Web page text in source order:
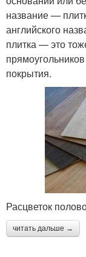
название —
английского
плитка — это
покрытия.
Расцветок
читать дальше →